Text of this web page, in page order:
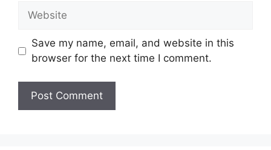
Website
Save my name, email, and website in this
browser for the next time I comment.